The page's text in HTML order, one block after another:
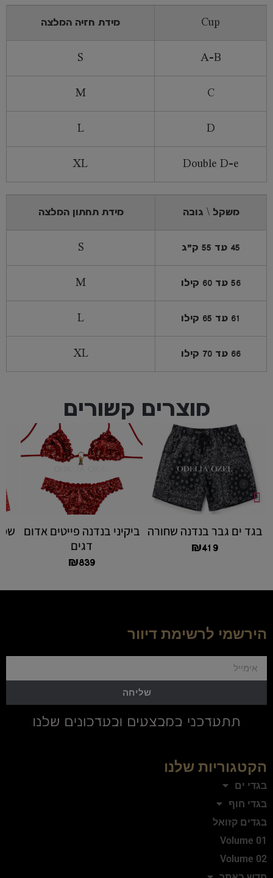
Cup מידת חזיה המלצה
A-B
S
C
M
D
L
Double D-e
XL
משקל \ גובה מידת תחתון המלצה
45 עד 55 ק"ג S
56 עד 60 קילו M
61 עד 65 קילו L
66 עד 70 קילו XL
מוצרים קשורים
בגד ים גבר בנדנה שחורה
₪419
ביקיני בנדנה פייטים אדום
דגים
₪839
הירשמי לרשימת דיוור
שליחה
הקטגוריות שלנו
בגדי ים
בגדי חוף
בגדים קזואל
Volume 01
Volume 02